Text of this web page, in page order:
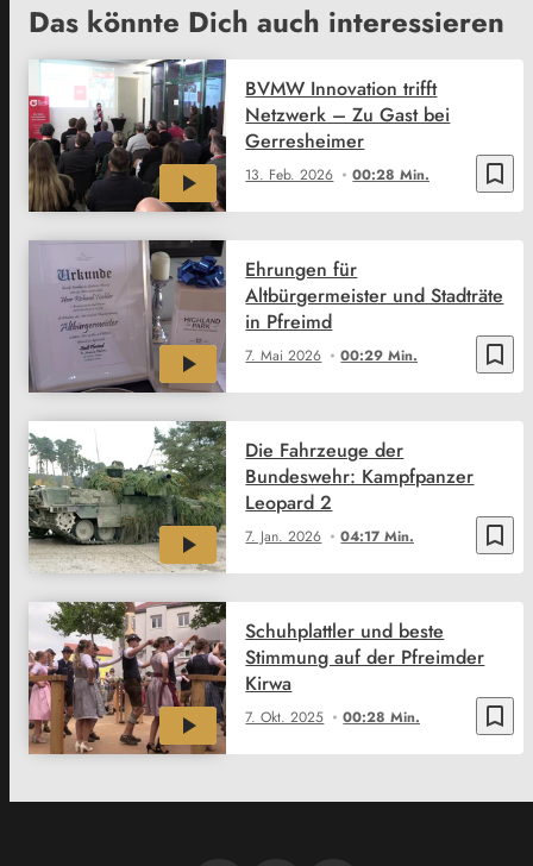
Das könnte Dich auch interessieren
bookmark_border
13. Feb. 2026 00:28 Min.
BVMW Innovation trifft
Netzwerk – Zu Gast bei
Gerresheimer
bookmark_border
7. Mai 2026 00:29 Min.
Ehrungen für
Altbürgermeister und Stadträte
in Pfreimd
bookmark_border
7. Jan. 2026 04:17 Min.
Die Fahrzeuge der
Bundeswehr: Kampfpanzer
Leopard 2
bookmark_border
7. Okt. 2025 00:28 Min.
Schuhplattler und beste
Stimmung auf der Pfreimder
Kirwa